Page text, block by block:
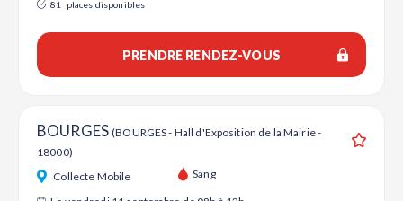
81 places disponibles
PRENDRE RENDEZ-VOUS
BOURGES(BOURGES - Hall d'Exposition de la Mairie -
18000)
Collecte Mobile Sang